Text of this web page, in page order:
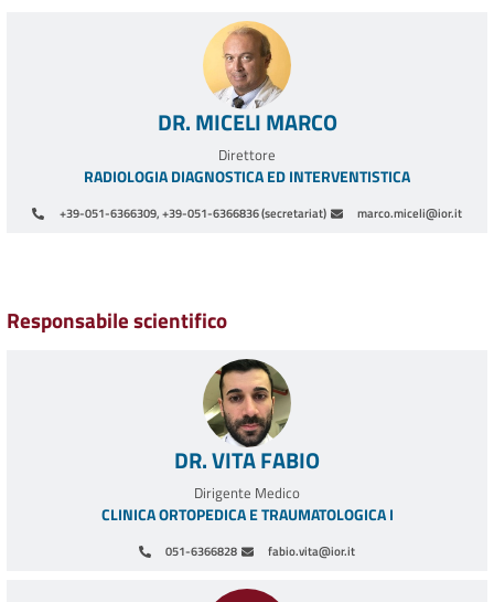
+39-051-6366309, +39-051-6366836 (secretariat) marco.miceli@ior.it
DR. MICELI MARCO
Direttore
RADIOLOGIA DIAGNOSTICA ED INTERVENTISTICA
Responsabile scientifico
051-6366828 fabio.vita@ior.it
DR. VITA FABIO
Dirigente Medico
CLINICA ORTOPEDICA E TRAUMATOLOGICA I